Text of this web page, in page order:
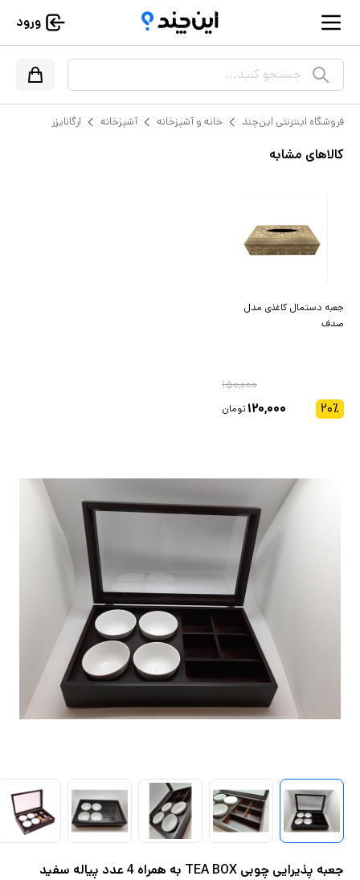
ورود
جستجو کنید...
فروشگاه اینترنتی این‌چند خانه و آشپزخانه آشپزخانه ارگانایزر
کالاهای مشابه
جعبه دستمال کاغذی مدل
صدف
۲۰٪
۱۵۰,۰۰۰
۱۲۰,۰۰۰ تومان
جعبه پذیرایی چوبی TEA BOX به همراه 4 عدد پیاله سفید